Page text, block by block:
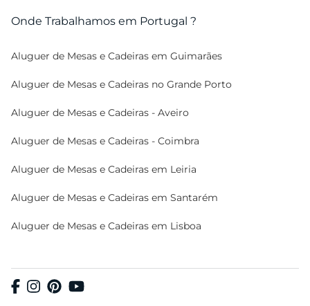
Onde Trabalhamos em Portugal ?
Aluguer de Mesas e Cadeiras em Guimarães
Aluguer de Mesas e Cadeiras no Grande Porto
Aluguer de Mesas e Cadeiras - Aveiro
Aluguer de Mesas e Cadeiras - Coimbra
Aluguer de Mesas e Cadeiras em Leiria
Aluguer de Mesas e Cadeiras em Santarém
Aluguer de Mesas e Cadeiras em Lisboa